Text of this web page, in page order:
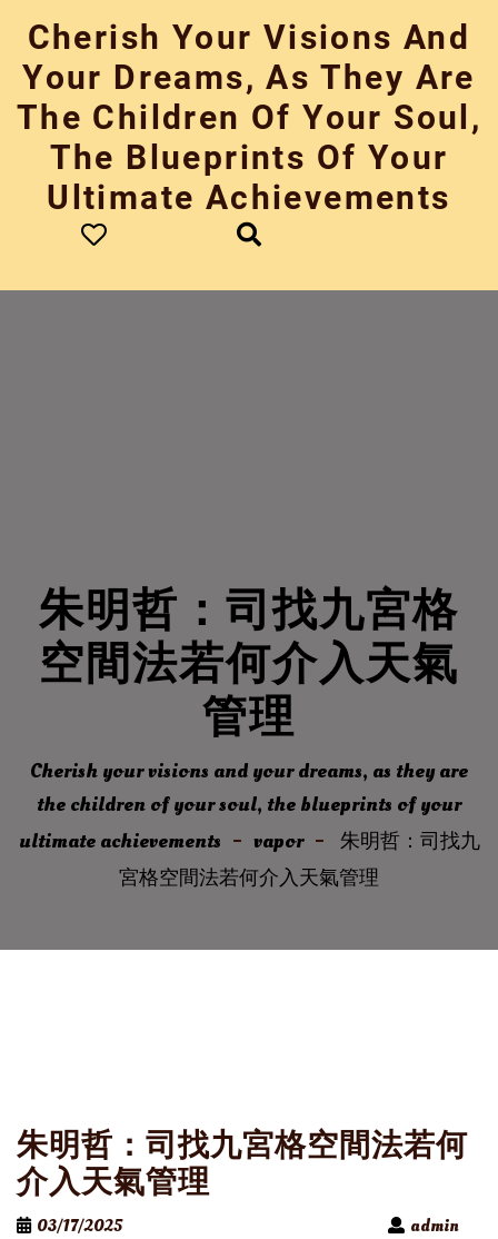
content
Cherish Your Visions And
Your Dreams, As They Are
The Children Of Your Soul,
The Blueprints Of Your
Ultimate Achievements
朱明哲：司找九宮格
空間法若何介入天氣
管理
Cherish your visions and your dreams, as they are
the children of your soul, the blueprints of your
ultimate achievements
vapor
朱明哲：司找九
宮格空間法若何介入天氣管理
朱明哲：司找九宮格空間法若何
介入天氣管理
03/17/2025
admin